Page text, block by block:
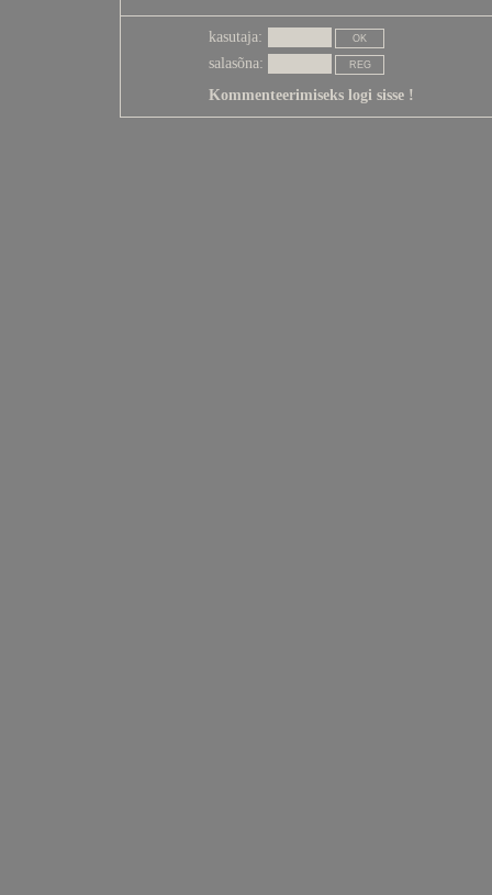
kasutaja:
salasõna:
Kommenteerimiseks logi sisse !